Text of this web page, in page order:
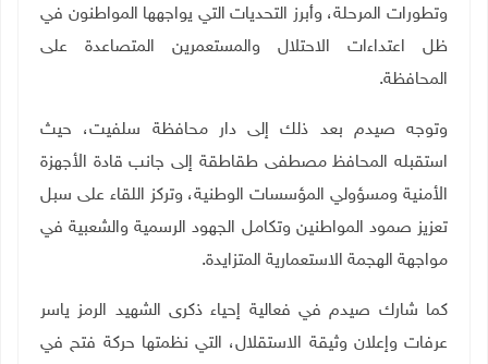
وتطورات المرحلة، وأبرز التحديات التي يواجهها المواطنون في
ظل اعتداءات الاحتلال والمستعمرين المتصاعدة على
المحافظة.
وتوجه صيدم بعد ذلك إلى دار محافظة سلفيت، حيث
استقبله المحافظ مصطفى طقاطقة إلى جانب قادة الأجهزة
الأمنية ومسؤولي المؤسسات الوطنية، وتركز اللقاء على سبل
تعزيز صمود المواطنين وتكامل الجهود الرسمية والشعبية في
مواجهة الهجمة الاستعمارية المتزايدة.
كما شارك صيدم في فعالية إحياء ذكرى الشهيد الرمز ياسر
عرفات وإعلان وثيقة الاستقلال، التي نظمتها حركة فتح في